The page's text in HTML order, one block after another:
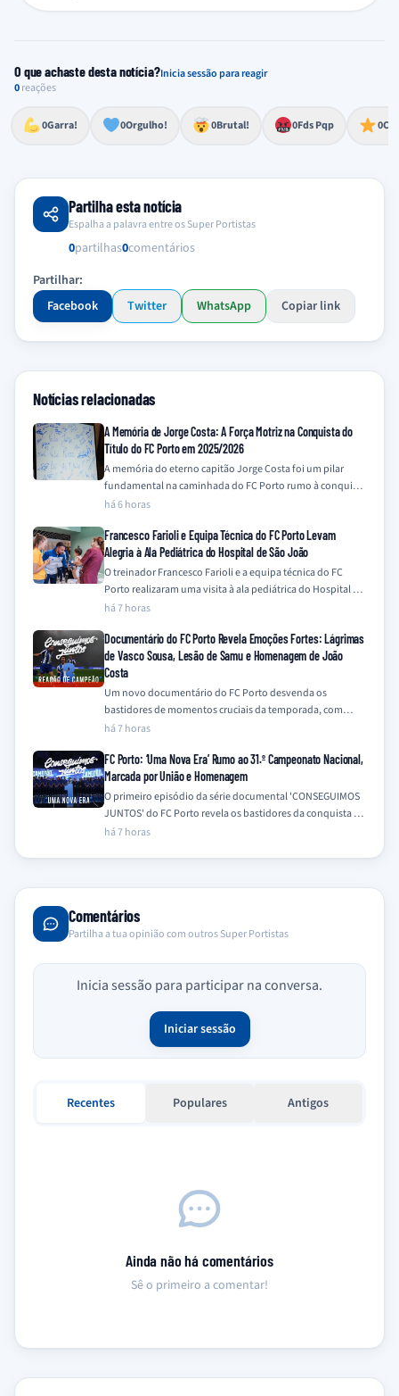
O que achaste desta notícia?Inicia sessão para reagir
0reações
0Garra!
Esforço, determinação, aprovação forte
0Orgulho!
Lealdade, amor clubístico, sentimento profundo
0Brutal!
Impressionante, chocante, de grande impacto 0Fds Pqp
Reação de desespero, raiva, frustração ou espanto extremo 0
Excelência, destaque, o melhor
Partilha esta notícia
Espalha a palavra entre os Super Portistas
0partilhas0comentários
Partilhar:
Facebook
Twitter WhatsApp Copiar link
Notícias relacionadas
A Memória de Jorge Costa: A Força Motriz na Conquista do
Título do FC Porto em 2025/2026
A memória do eterno capitão Jorge Costa foi um pilar
fundamental na caminhada do FC Porto rumo à conquista
do título da…
há 6 horas
Francesco Farioli e Equipa Técnica do FC Porto Levam
Alegria à Ala Pediátrica do Hospital de São João
O treinador Francesco Farioli e a equipa técnica do FC
Porto realizaram uma visita à ala pediátrica do Hospital de
São João,…
há 7 horas
Documentário do FC Porto Revela Emoções Fortes: Lágrimas
de Vasco Sousa, Lesão de Samu e Homenagem de João
Costa
Um novo documentário do FC Porto desvenda os
bastidores de momentos cruciais da temporada, com
destaque para a emotiva recuperação de Vasco…
há 7 horas
FC Porto: ‘Uma Nova Era’ Rumo ao 31.º Campeonato Nacional,
Marcada por União e Homenagem
O primeiro episódio da série documental 'CONSEGUIMOS
JUNTOS' do FC Porto revela os bastidores da conquista do
31.º Campeonato Nacional na época…
há 7 horas
Comentários
Partilha a tua opinião com outros Super Portistas
Inicia sessão para participar na conversa.
Iniciar sessão
Recentes Populares Antigos
Ainda não há comentários
Sê o primeiro a comentar!